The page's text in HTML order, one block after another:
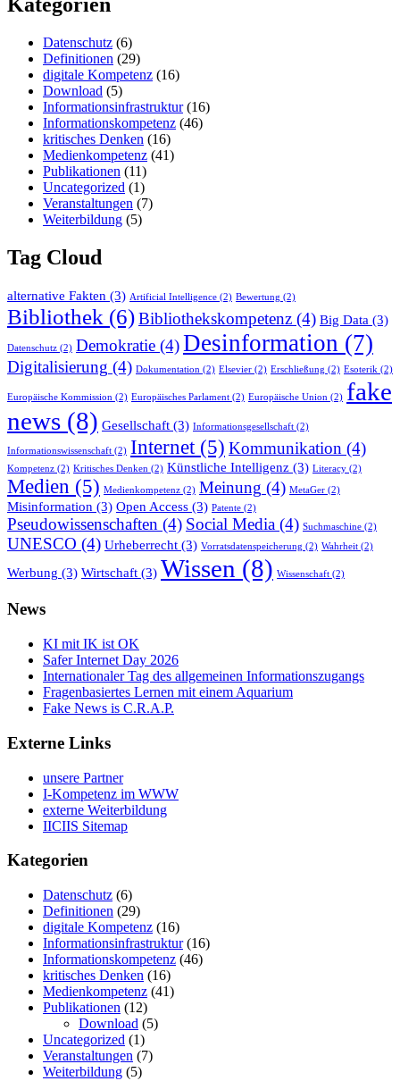
Datenschutz (6)
Definitionen (29)
digitale Kompetenz (16)
Download (5)
Informationsinfrastruktur(16)
Informationskompetenz (46)
kritisches Denken (16)
Medienkompetenz (41)
Publikationen (11)
Uncategorized (1)
Veranstaltungen (7)
Weiterbildung (5)
Tag Cloud
alternative Fakten (3) Artificial Intelligence (2) Bewertung (2)
Bibliothek (6)Bibliothekskompetenz (4) Big Data (3)
Datenschutz (2) Demokratie (4)Desinformation (7)
Digitalisierung (4) Dokumentation (2) Elsevier (2) Erschließung (2) Esoterik (2)
Europäische Kommission (2) Europäisches Parlament (2) Europäische Union (2) fake
news (8) Gesellschaft (3) Informationsgesellschaft (2)
Informationswissenschaft (2) Internet (5) Kommunikation (4)
Kompetenz (2) Kritisches Denken (2) Künstliche Intelligenz (3) Literacy (2)
Medien (5) Medienkompetenz (2) Meinung (4) MetaGer (2)
Misinformation (3) Open Access (3) Patente (2)
Pseudowissenschaften (4) Social Media (4) Suchmaschine (2)
UNESCO (4) Urheberrecht (3) Vorratsdatenspeicherung (2) Wahrheit (2)
Werbung (3) Wirtschaft (3) Wissen (8) Wissenschaft (2)
News
KI mit IK ist OK
Safer Internet Day 2026
Internationaler Tag des allgemeinen Informationszugangs
Fragenbasiertes Lernen mit einem Aquarium
Fake News is C.R.A.P.
Externe Links
unsere Partner
I-Kompetenz im WWW
externe Weiterbildung
IICIIS Sitemap
Kategorien
Datenschutz (6)
Definitionen (29)
digitale Kompetenz (16)
Informationsinfrastruktur(16)
Informationskompetenz (46)
kritisches Denken (16)
Medienkompetenz (41)
Publikationen (12)
Download (5)
Uncategorized (1)
Veranstaltungen (7)
Weiterbildung (5)